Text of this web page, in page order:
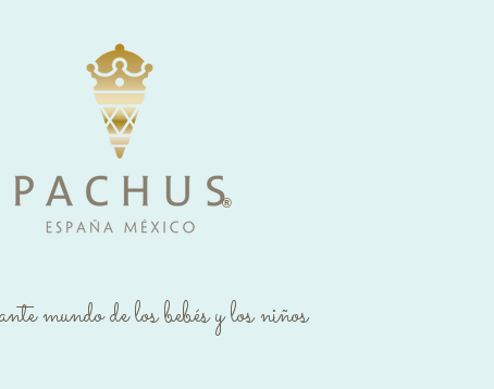
®
mundo de los bebés y los niños